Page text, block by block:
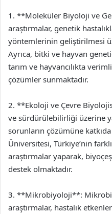
1. **Moleküler Biyoloji ve
araştırmalar, genetik
yöntemlerinin geliştirilmesi
Ayrıca, bitki ve hayvan
tarım ve hayvancılıkta
çözümler sunmaktadır.
2. **Ekoloji ve Çevre
ve sürdürülebilirliği üzerine
sorunların çözümüne
Üniversitesi, Türkiye’nin
araştırmalar yaparak,
destek olmaktadır.
3. **Mikrobiyoloji**:
araştırmalar, hastalık